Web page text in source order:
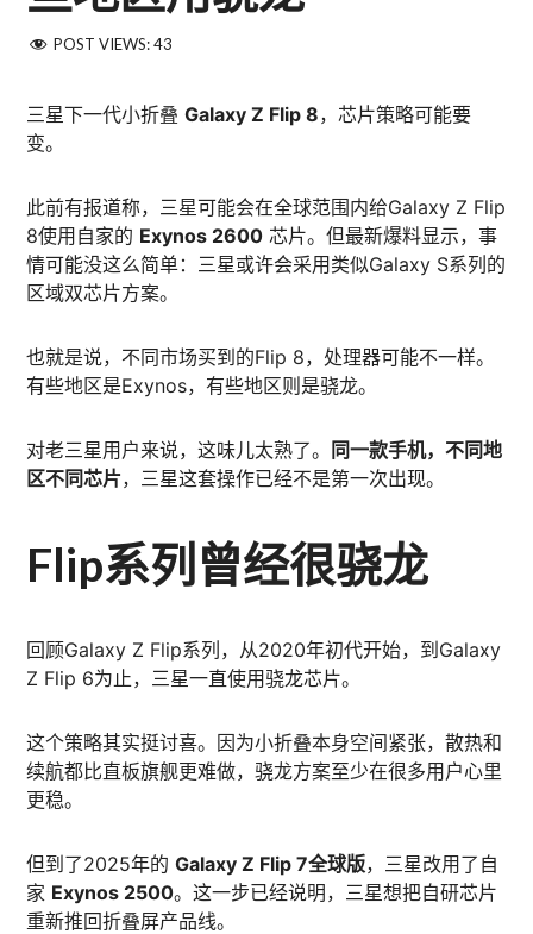
POST VIEWS: 43
三星下一代小折叠Galaxy Z Flip 8，芯片策略可能要
变。
此前有报道称，三星可能会在全球范围内给Galaxy Z Flip
8使用自家的 Exynos 2600 芯片。但最新爆料显示，事
情可能没这么简单：三星或许会采用类似Galaxy S系列的
区域双芯片方案。
也就是说，不同市场买到的Flip 8，处理器可能不一样。
有些地区是Exynos，有些地区则是骁龙。
对老三星用户来说，这味儿太熟了。
同一款手机，不同地
区不同芯片，三星这套操作已经不是第一次出现。
Flip系列曾经很骁龙
回顾Galaxy Z Flip系列，从2020年初代开始，到Galaxy
Z Flip 6为止，三星一直使用骁龙芯片。
这个策略其实挺讨喜。因为小折叠本身空间紧张，散热和
续航都比直板旗舰更难做，骁龙方案至少在很多用户心里
更稳。
但到了2025年的Galaxy Z Flip 7全球版，三星改用了自
家 Exynos 2500。这一步已经说明，三星想把自研芯片
重新推回折叠屏产品线。